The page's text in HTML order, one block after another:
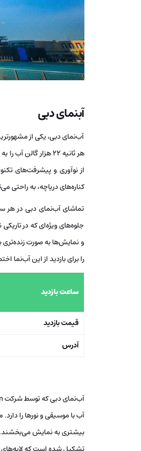
آبنمای دبی
آب‌نمای دبی، یکی از
هر ثانیه 22 هزار
از نوآوری و پیشرفت‌های
کناره‌های دریاچه، به راحتی
تماشای آب‌نمای دبی در هر
جلوه‌های ویژه‌ای که در
و نمایش‌ها به صورت
را برای بازدید از این آب‌نما
ساعت بازدید
قیمت بازدید
آدرس
آب با موسیقی و نورها را